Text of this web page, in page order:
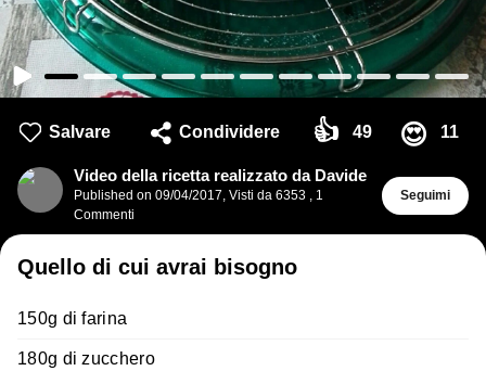
Salvare Condividere 👍 49 😍 11
Video della ricetta realizzato da Davide
Published on 09/04/2017, Visti da 6353 , 1
Commenti
Seguimi
Quello di cui avrai bisogno
150g di farina
180g di zucchero